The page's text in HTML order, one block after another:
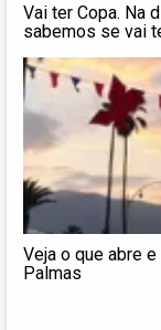
Vai ter Copa. Na
sabemos se vai
Veja o que abre
Palmas